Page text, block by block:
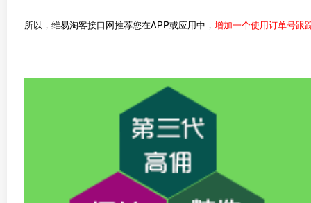
所以，维易淘客接口网推荐您在APP或应用中， 增加一个使用订单号跟